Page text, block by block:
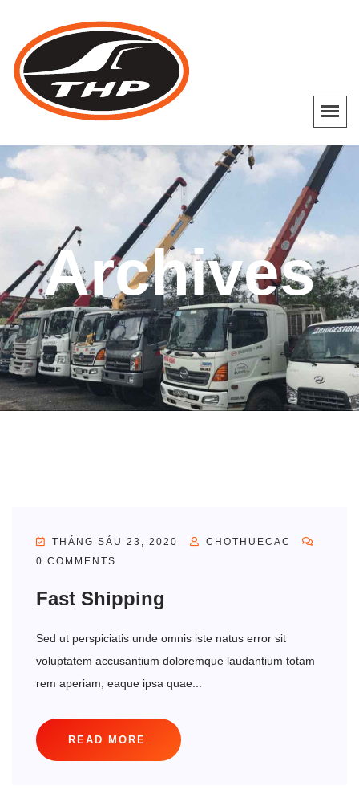
Archives
THÁNG SÁU 23, 2020
CHOTHUECAC
0 COMMENTS
Fast Shipping
Sed ut perspiciatis unde omnis iste natus error sit
voluptatem accusantium doloremque laudantium totam
rem aperiam, eaque ipsa quae...
READ MORE